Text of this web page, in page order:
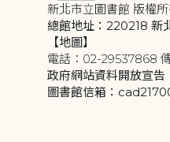
新北市立圖書館 版權
總館地址：220218 新
【地圖】
電話：02-29537868
政府網站資料開放宣告
圖書館信箱：